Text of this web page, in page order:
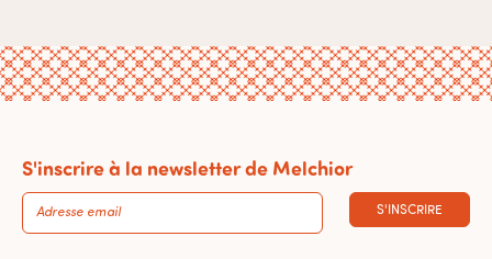
S'inscrire à la newsletter de Melchior
S'INSCRIRE